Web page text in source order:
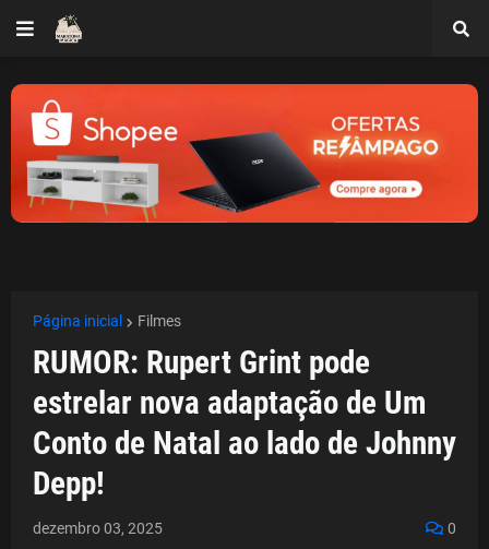
Página inicial Filmes
RUMOR: Rupert Grint pode
estrelar nova adaptação de Um
Conto de Natal ao lado de Johnny
Depp!
dezembro 03, 2025 0